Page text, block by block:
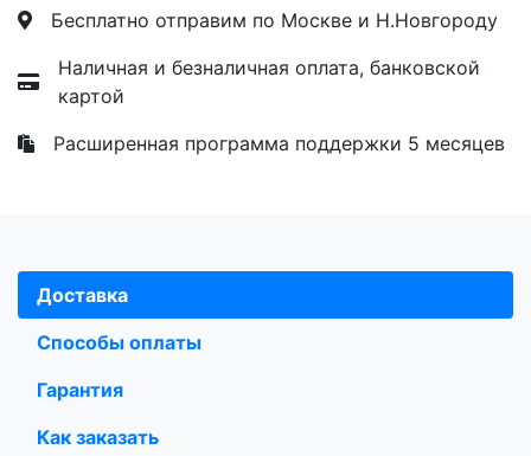
Бесплатно отправим по Москве и Н.Новгороду
Наличная и безналичная оплата, банковской
картой
Расширенная программа поддержки 5 месяцев
Доставка
Способы оплаты
Гарантия
Как заказать